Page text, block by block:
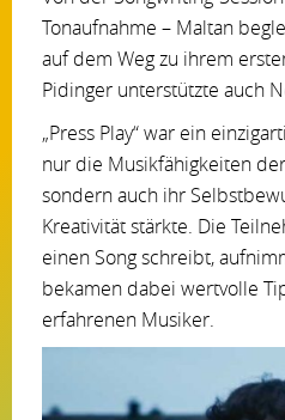
Tonaufnahme – Maltan
auf dem Weg zu ihrem
Pidinger unterstützte auch
„Press Play“ war ein
nur die Musikfähigkeiten
sondern auch ihr
Kreativität stärkte. Die
einen Song schreibt,
bekamen dabei wertvolle
erfahrenen Musiker.